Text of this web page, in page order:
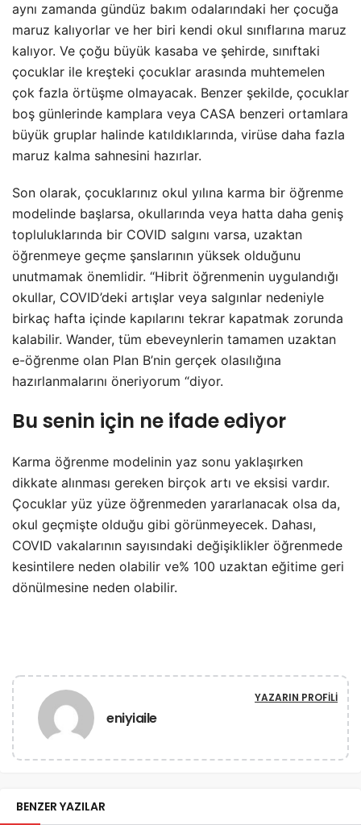
aynı zamanda gündüz bakım odalarındaki her çocuğa
maruz kalıyorlar ve her biri kendi okul sınıflarına maruz
kalıyor. Ve çoğu büyük kasaba ve şehirde, sınıftaki
çocuklar ile kreşteki çocuklar arasında muhtemelen
çok fazla örtüşme olmayacak. Benzer şekilde, çocuklar
boş günlerinde kamplara veya CASA benzeri ortamlara
büyük gruplar halinde katıldıklarında, virüse daha fazla
maruz kalma sahnesini hazırlar.
Son olarak, çocuklarınız okul yılına karma bir öğrenme
modelinde başlarsa, okullarında veya hatta daha geniş
topluluklarında bir COVID salgını varsa, uzaktan
öğrenmeye geçme şanslarının yüksek olduğunu
unutmamak önemlidir. “Hibrit öğrenmenin uygulandığı
okullar, COVID’deki artışlar veya salgınlar nedeniyle
birkaç hafta içinde kapılarını tekrar kapatmak zorunda
kalabilir. Wander, tüm ebeveynlerin tamamen uzaktan
e-öğrenme olan Plan B’nin gerçek olasılığına
hazırlanmalarını öneriyorum “diyor.
Bu senin için ne ifade ediyor
Karma öğrenme modelinin yaz sonu yaklaşırken
dikkate alınması gereken birçok artı ve eksisi vardır.
Çocuklar yüz yüze öğrenmeden yararlanacak olsa da,
okul geçmişte olduğu gibi görünmeyecek. Dahası,
COVID vakalarının sayısındaki değişiklikler öğrenmede
kesintilere neden olabilir ve% 100 uzaktan eğitime geri
dönülmesine neden olabilir.
eniyiaile
YAZARIN PROFILI
BENZER YAZILAR